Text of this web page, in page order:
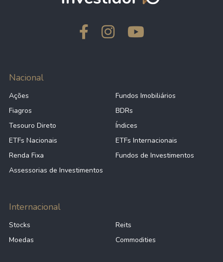
Nacional
Ações
Fundos Imobiliários
Fiagros
BDRs
Tesouro Direto
Índices
ETFs Nacionais
ETFs Internacionais
Renda Fixa
Fundos de Investimentos
Assessorias de Investimentos
Internacional
Stocks
Reits
Moedas
Commodities